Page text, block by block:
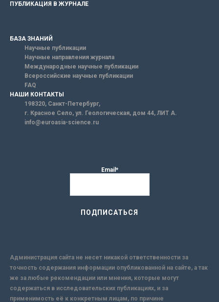
ПУБЛИКАЦИЯ В ЖУРНАЛЕ
БАЗА ЗНАНИЙ
Научные публикации
Научные направления журнала
Международные научные публикации
Всероссийские научные публикации
FAQ
НАШИ КОНТАКТЫ
198320, Санкт-Петербург,
г. Красное Село, ул. Геологическая, дом 44, ЛИТ А.
info@euroasia-science.ru
Email*
Администрация сайта не несет никакой ответственности за
точность содержания информации опубликованной на сайте, а так
же за любые рекомендации или мнения, которые могут
содержаться в исследовательских публикациях, и за
применимость её к конкретным лицам, по причине